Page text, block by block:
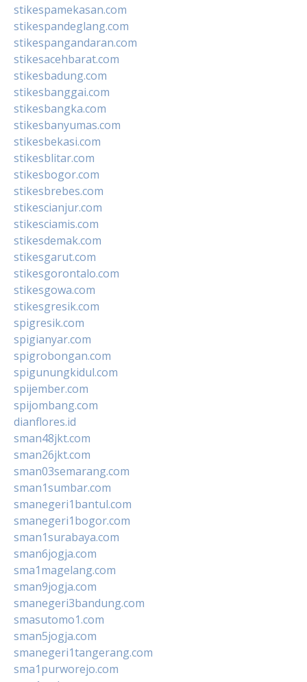
stikespamekasan.com
stikespandeglang.com
stikespangandaran.com
stikesacehbarat.com
stikesbadung.com
stikesbanggai.com
stikesbangka.com
stikesbanyumas.com
stikesbekasi.com
stikesblitar.com
stikesbogor.com
stikesbrebes.com
stikescianjur.com
stikesciamis.com
stikesdemak.com
stikesgarut.com
stikesgorontalo.com
stikesgowa.com
stikesgresik.com
spigresik.com
spigianyar.com
spigrobongan.com
spigunungkidul.com
spijember.com
spijombang.com
dianflores.id
sman48jkt.com
sman26jkt.com
sman03semarang.com
sman1sumbar.com
smanegeri1bantul.com
smanegeri1bogor.com
sman1surabaya.com
sman6jogja.com
sma1magelang.com
sman9jogja.com
smanegeri3bandung.com
smasutomo1.com
sman5jogja.com
smanegeri1tangerang.com
sma1purworejo.com